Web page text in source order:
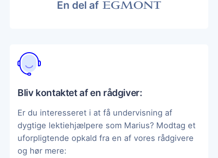
En del af
Bliv kontaktet af en rådgiver:
Er du interesseret i at få undervisning af
dygtige lektiehjælpere som Marius? Modtag et
uforpligtende opkald fra en af vores rådgivere
og hør mere: